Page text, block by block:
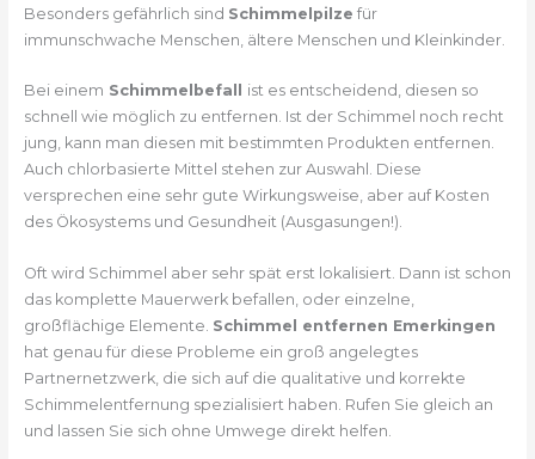
Besonders gefährlich sind Schimmelpilze für
immunschwache Menschen, ältere Menschen und Kleinkinder.
Bei einem Schimmelbefall ist es entscheidend, diesen so
schnell wie möglich zu entfernen. Ist der Schimmel noch recht
jung, kann man diesen mit bestimmten Produkten entfernen.
Auch chlorbasierte Mittel stehen zur Auswahl. Diese
versprechen eine sehr gute Wirkungsweise, aber auf Kosten
des Ökosystems und Gesundheit (Ausgasungen!).
Oft wird Schimmel aber sehr spät erst lokalisiert. Dann ist schon
das komplette Mauerwerk befallen, oder einzelne,
großflächige Elemente. Schimmel entfernen Emerkingen
hat genau für diese Probleme ein groß angelegtes
Partnernetzwerk, die sich auf die qualitative und korrekte
Schimmelentfernung spezialisiert haben. Rufen Sie gleich an
und lassen Sie sich ohne Umwege direkt helfen.